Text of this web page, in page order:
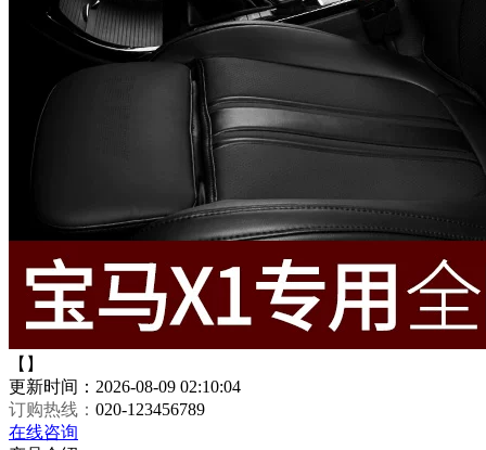
【】
更新时间：2026-08-09 02:10:04
订购热线： 020-123456789
在线咨询